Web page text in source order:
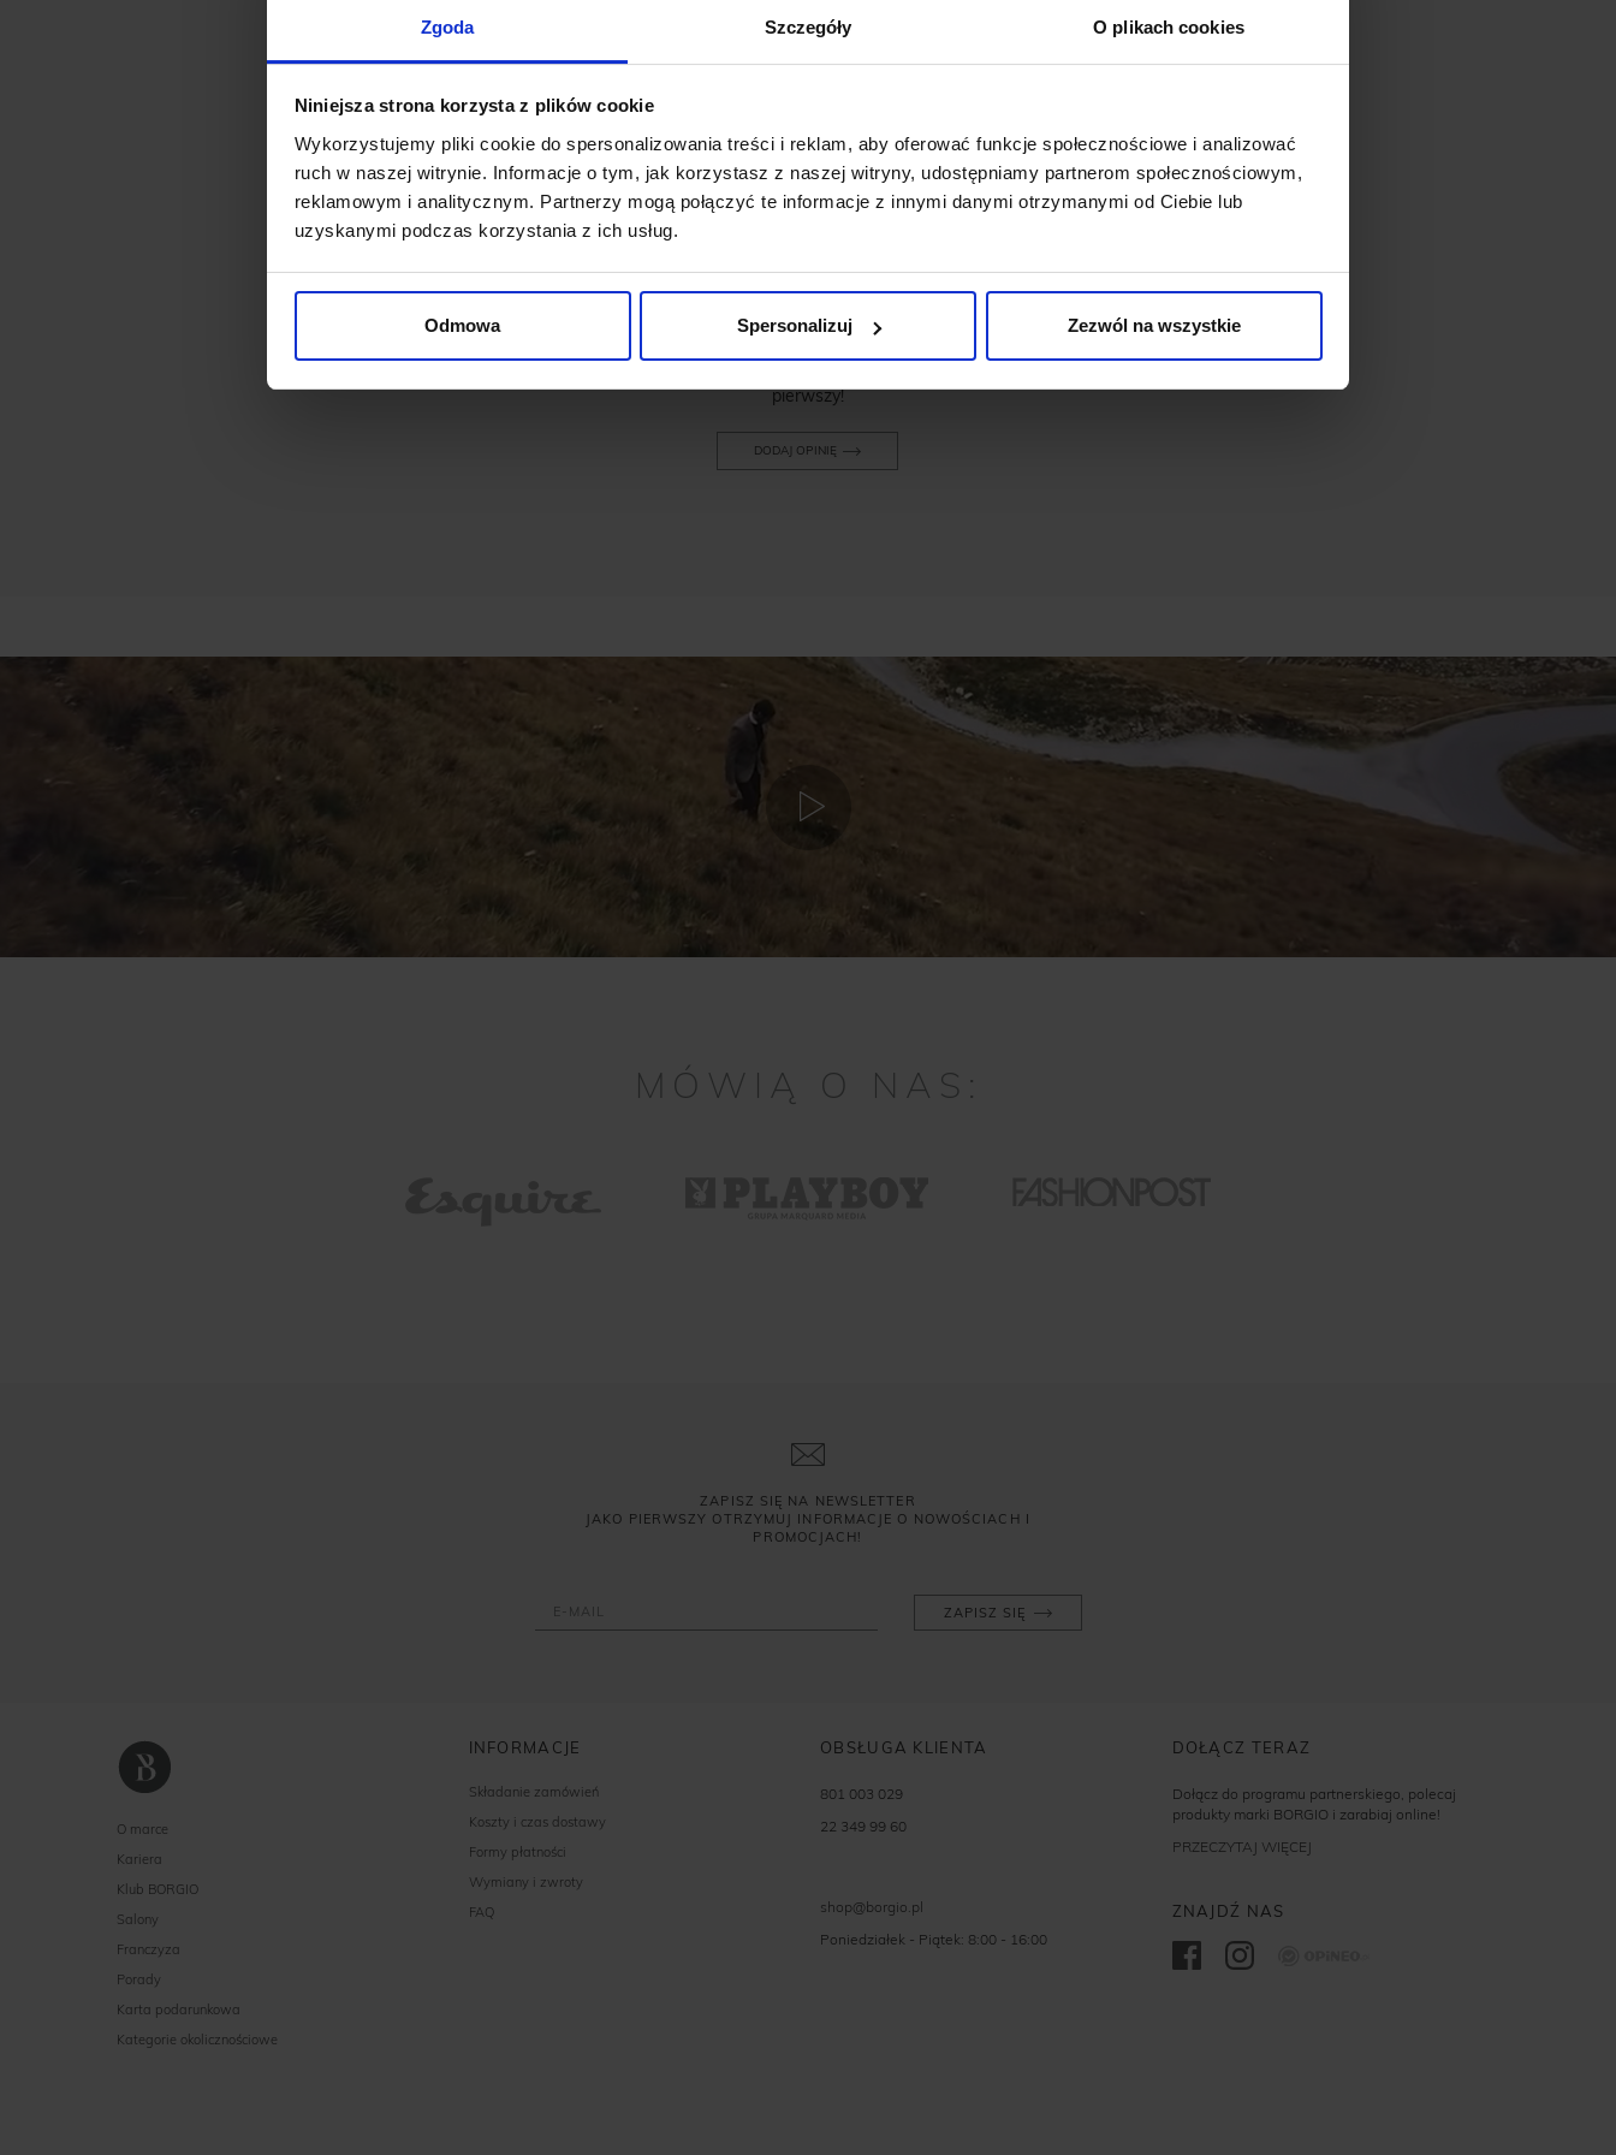
Zgoda Szczegóły O plikach cookies
Niniejsza strona korzysta z plików cookie
Wykorzystujemy pliki cookie do spersonalizowania treści i reklam, aby oferować funkcje społecznościowe i analizować
ruch w naszej witrynie. Informacje o tym, jak korzystasz z naszej witryny, udostępniamy partnerom społecznościowym,
reklamowym i analitycznym. Partnerzy mogą połączyć te informacje z innymi danymi otrzymanymi od Ciebie lub
uzyskanymi podczas korzystania z ich usług.
Odmowa Spersonalizuj Zezwól na wszystkie
OPINIE O PRODUKCIE: KOSZULA
MOZZA 00487 NA SPINKI B1 SLIM
Weryfikacja pochodzenia opinii nie jest dokonywana.
pierwszy!
DODAJ OPINIĘ
MÓWIĄ O NAS:
ZAPISZ SIĘ NA NEWSLETTER
JAKO PIERWSZY OTRZYMUJ INFORMACJE O NOWOŚCIACH I
PROMOCJACH!
ZAPISZ SIĘ
O marce
Kariera
Klub BORGIO
Salony
Franczyza
Porady
Karta podarunkowa
Kategorie okolicznościowe
INFORMACJE
Składanie zamówień
Koszty i czas dostawy
Formy płatności
Wymiany i zwroty
FAQ
OBSŁUGA KLIENTA
801 003 029
22 349 99 60
shop@borgio.pl
Poniedziałek - Piątek: 8:00 - 16:00
DOŁĄCZ TERAZ
Dołącz do programu partnerskiego, polecaj
produkty marki BORGIO i zarabiaj online!
PRZECZYTAJ WIĘCEJ
ZNAJDŹ NAS